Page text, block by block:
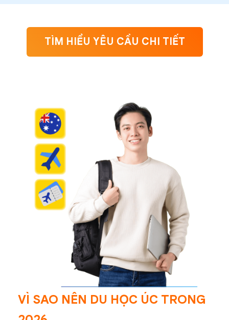
TÌM HIỂU YÊU CẦU CHI TIẾT
VÌ SAO NÊN DU HỌC ÚC TRONG